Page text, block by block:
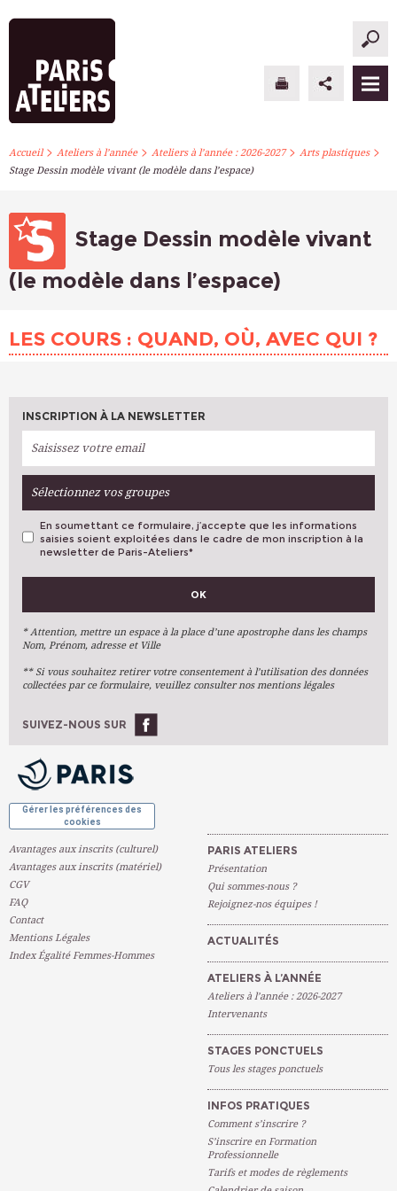
PARIS ATELIERS
ATELIERS À L’ANNÉE
STAGES PONCTUELS
S’INSCRIRE
Accueil> Ateliers à l’année> Ateliers à l’année : 2026-2027> Arts plastiques>
Stage Dessin modèle vivant (le modèle dans l’espace)
Stage Dessin modèle vivant
(le modèle dans l’espace)
LES COURS : QUAND, OÙ, AVEC QUI ?
INSCRIPTION À LA NEWSLETTER
Sélectionnez vos groupes
VOS PRÉFÉRENCES
Arts Plastiques
Arts Du Texte
Arts Numériques
Ateliers À L'année
En soumettant ce formulaire, j’accepte que les informations
saisies soient exploitées dans le cadre de mon inscription à la
newsletter de Paris-Ateliers*
OK
* Attention, mettre un espace à la place d’une apostrophe dans les champs
Nom, Prénom, adresse et Ville
** Si vous souhaitez retirer votre consentement à l’utilisation des données
collectées par ce formulaire, veuillez consulter nos mentions légales
SUIVEZ-NOUS SUR
Gérer les préférences des
cookies
Avantages aux inscrits (culturel)
Avantages aux inscrits (matériel)
CGV
FAQ
Contact
Mentions Légales
Index Égalité Femmes-Hommes
PARIS ATELIERS
Présentation
Qui sommes-nous ?
Rejoignez-nos équipes !
ACTUALITÉS
ATELIERS À L’ANNÉE
Ateliers à l’année : 2026-2027
Intervenants
STAGES PONCTUELS
Tous les stages ponctuels
INFOS PRATIQUES
Comment s’inscrire ?
S’inscrire en Formation
Professionnelle
Tarifs et modes de règlements